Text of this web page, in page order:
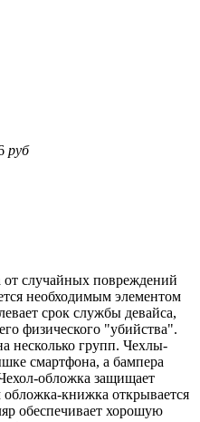
руб
от случайных повреждений
необходимым элементом
срок службы девайса,
физического "убийства".
несколько групп. Чехлы-
смартфона, а бампера
обложка защищает
обложка-книжка открывается
обеспечивает хорошую